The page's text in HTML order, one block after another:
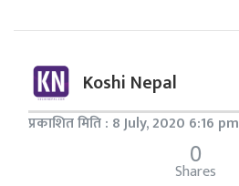
Koshi Nepal
प्रकाशित मिति : 8 July, 2020 6:16 pm
0
Shares